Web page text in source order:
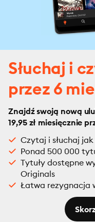
Słuchaj i
przez 6
Znajdź swoją nową
19,95 zł miesięcznie
Czytaj i słuchaj
Ponad 500 000
Tytuły dostępne
Originals
Łatwa rezygnacja